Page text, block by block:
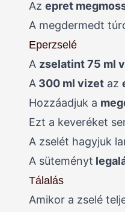
Az epret
A megdermedt
Eperzselé
A zselatint 75 ml
A 300 ml vizet az
Hozzáadjuk a
Ezt a keveréket
A zselét hagyjuk
A süteményt
Tálalás
Amikor a zselé